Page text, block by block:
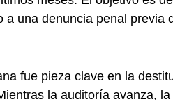
una denuncia penal previa
fue pieza clave en la
la auditoría avanza,